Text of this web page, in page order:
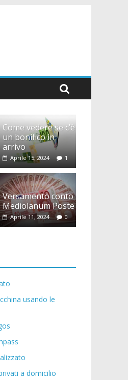
Come vedere se c’è
un bonifico in
arrivo
Aprile 15, 2024 1
Versamento conto
Mediolanum Poste
Aprile 11, 2024 0
usando le
a domicilio